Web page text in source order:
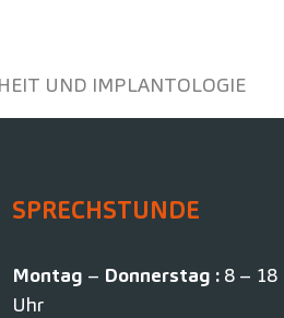
UND IMPLANTOLOGIE
SPRECHSTUNDE
Montag – Donnerstag :8 – 18
Uhr